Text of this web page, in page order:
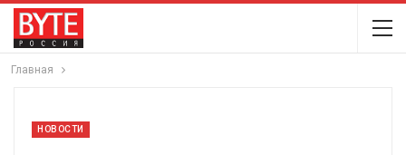
Главная
НОВОСТИ